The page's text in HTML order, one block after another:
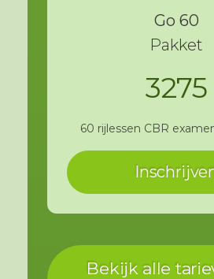
Go 60
Pakket
3275
60 rijlessen CBR
Bekijk alle